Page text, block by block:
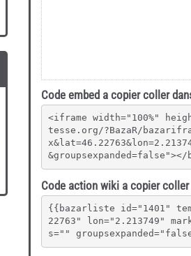
Code embed a copier coller
<iframe width="100%"
tesse.org/?BazaR/
Code action wiki a copier
{{bazarliste id="1401"
22763" lon="2.213749"
s=""